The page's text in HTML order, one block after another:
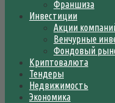
Франшиза
Инвестиции
Акции
Венчурные
Фондовый
Криптовалюта
Тендеры
Недвижимость
Экономика